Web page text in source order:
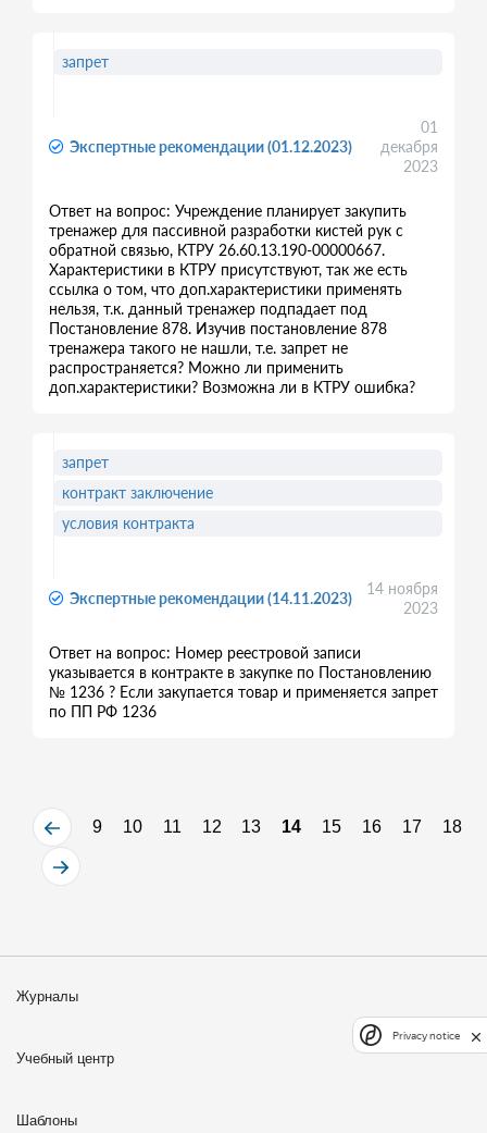
Экспертные рекомендации (01.12.2023)
01
декабря
2023
Ответ на вопрос: Учреждение планирует закупить
тренажер для пассивной разработки кистей рук с
обратной связью, КТРУ 26.60.13.190-00000667.
Характеристики в КТРУ присутствуют, так же есть
ссылка о том, что доп.характеристики применять
нельзя, т.к. данный тренажер подпадает под
Постановление 878. Изучив постановление 878
тренажера такого не нашли, т.е. запрет не
распространяется? Можно ли применить
доп.характеристики? Возможна ли в КТРУ ошибка?
запрет
Экспертные рекомендации (14.11.2023)
14 ноября
2023
Ответ на вопрос: Номер реестровой записи
указывается в контракте в закупке по Постановлению
№ 1236 ? Если закупается товар и применяется запрет
по ПП РФ 1236
запрет
контракт заключение
условия контракта
9 10 11 12 13 14 15 16 17 18
Журналы
Учебный центр
Шаблоны
Privacy notice